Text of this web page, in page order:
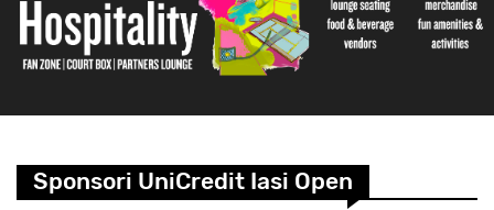
Sponsori UniCredit Iasi Open